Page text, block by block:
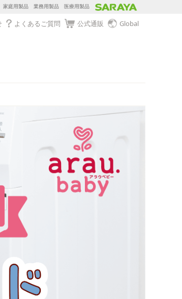
医療用製品
業務用製品
家庭用製品
よくあるご質問 公式通販 Global